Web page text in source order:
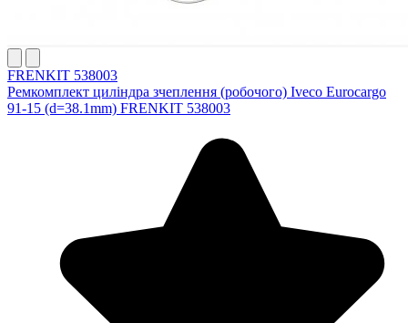
FRENKIT 538003
Ремкомплект циліндра зчеплення (робочого) Iveco Eurocargo
91-15 (d=38.1mm) FRENKIT 538003